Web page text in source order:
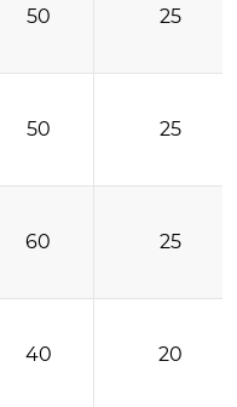
50 25
50 25
60 25
40 20